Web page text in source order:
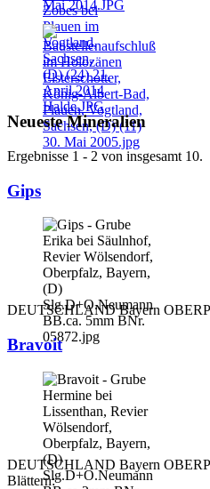
Neueste Mineralien
Ergebnisse 1 - 2 von insgesamt 10.
Gips
DEUTSCHLAND Bayern
Bravoit
DEUTSCHLAND Bayern
Blättern: